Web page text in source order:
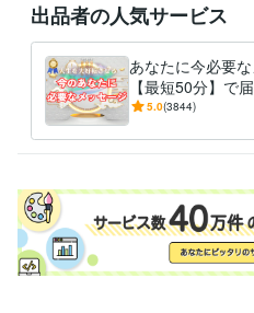
出品者の人気サービス
あなたに今必要
【最短50分】で
格を上げ、妥協
5.0(3844)